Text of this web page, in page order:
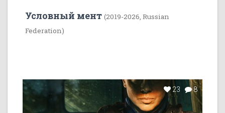
Условный мент (2019-2026, Russian
Federation)
23 8